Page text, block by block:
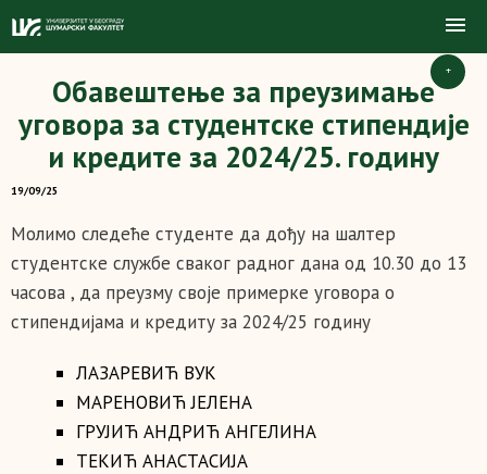
+
Обавештење за преузимање
уговора за студентске стипендије
и кредите за 2024/25. годину
19/09/25
Молимо следеће студенте да дођу на шалтер
студентске службе сваког радног дана од 10.30 до 13
часова , да преузму своје примерке уговора о
стипендијама и кредиту за 2024/25 годину
ЛАЗАРЕВИЋ ВУК
МАРЕНОВИЋ ЈЕЛЕНА
ГРУЈИЋ АНДРИЋ АНГЕЛИНА
ТЕКИЋ АНАСТАСИЈА